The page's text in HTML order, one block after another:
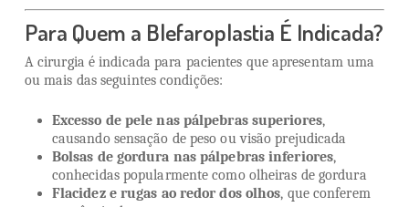
Para Quem a Blefaroplastia É Indicada?
A cirurgia é indicada para pacientes que apresentam uma
ou mais das seguintes condições:
Excesso de pele nas pálpebras superiores,
causando sensação de peso ou visão prejudicada
Bolsas de gordura nas pálpebras inferiores,
conhecidas popularmente como olheiras de gordura
Flacidez e rugas ao redor dos olhos, que conferem